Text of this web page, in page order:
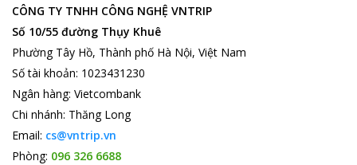
CÔNG TY TNHH CÔNG NGHỆ VNTRIP
Số 10/55 đường Thụy Khuê
Phường Tây Hồ, Thành phố Hà Nội, Việt Nam
Số tài khoản: 1023431230
Ngân hàng: Vietcombank
Chi nhánh: Thăng Long
Email: cs@vntrip.vn
Phòng: 096 326 6688